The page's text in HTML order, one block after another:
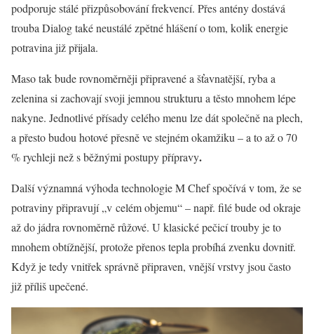
podporuje stálé přizpůsobování frekvencí. Přes antény dostává
trouba Dialog také neustálé zpětné hlášení o tom, kolik energie
potravina již přijala.
Maso tak bude rovnoměrněji připravené a šťavnatější, ryba a
zelenina si zachovají svoji jemnou strukturu a těsto mnohem lépe
nakyne. Jednotlivé přísady celého menu lze dát společně na plech,
a přesto budou hotové přesně ve stejném okamžiku – a to až o 70
% rychleji než s běžnými postupy přípravy.
Další významná výhoda technologie M Chef spočívá v tom, že se
potraviny připravují „v celém objemu“ – např. filé bude od okraje
až do jádra rovnoměrně růžové. U klasické pečicí trouby je to
mnohem obtížnější, protože přenos tepla probíhá zvenku dovnitř.
Když je tedy vnitřek správně připraven, vnější vrstvy jsou často
již příliš upečené.